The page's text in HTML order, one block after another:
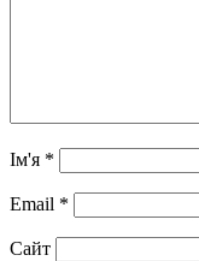
Ім'я *
Email *
Сайт